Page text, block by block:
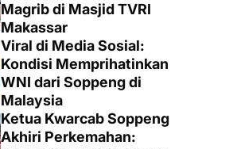
Magrib di Masjid TVRI
Makassar
Viral di Media Sosial:
Kondisi Memprihatinkan
WNI dari Soppeng di
Malaysia
Ketua Kwarcab Soppeng
Akhiri Perkemahan: